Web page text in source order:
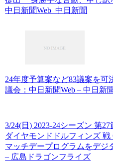
中日新聞Web 中日新聞
24年度予算案など83議案を可
議会：中日新聞Web – 中日新
3/24(日) 2023-24シーズン 第27
ダイヤモンドドルフィンズ 戦
マッチデープログラムをデジ
– 広島ドラゴンフライズ